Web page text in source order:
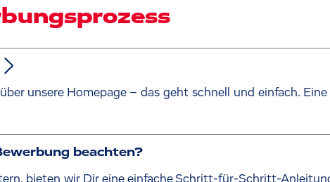
unsere Homepage – das geht schnell und einfach.
beachten?
bieten wir Dir eine einfache Schritt-für-Schritt-